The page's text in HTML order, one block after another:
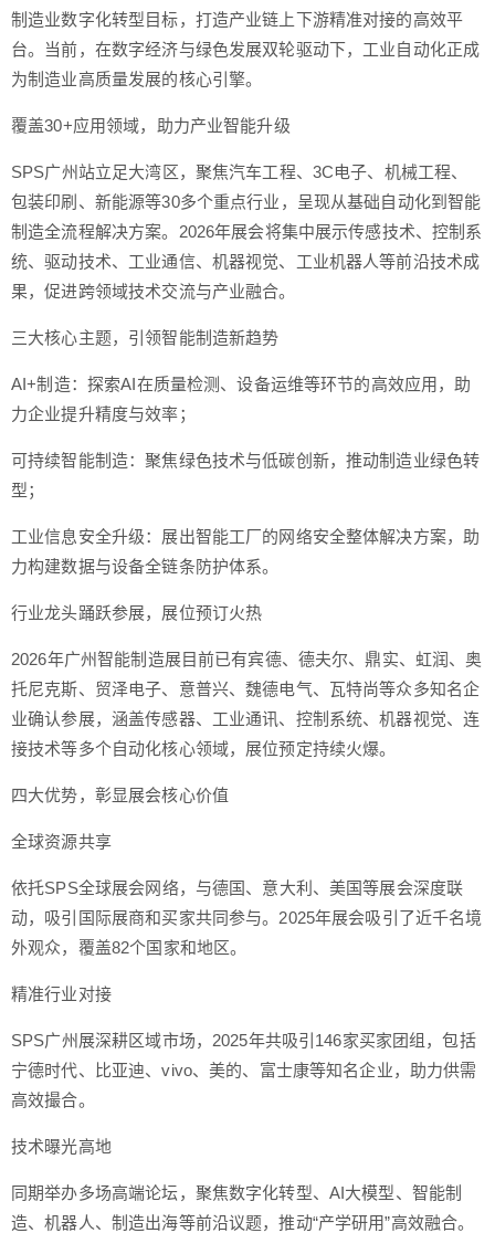
制造业数字化转型目标，打造产业链上下游精准对接的高效平
台。当前，在数字经济与绿色发展双轮驱动下，工业自动化正成
为制造业高质量发展的核心引擎。
覆盖30+应用领域，助力产业智能升级
SPS广州站立足大湾区，聚焦汽车工程、3C电子、机械工程、
包装印刷、新能源等30多个重点行业，呈现从基础自动化到智能
制造全流程解决方案。2026年展会将集中展示传感技术、控制系
统、驱动技术、工业通信、机器视觉、工业机器人等前沿技术成
果，促进跨领域技术交流与产业融合。
三大核心主题，引领智能制造新趋势
AI+制造：探索AI在质量检测、设备运维等环节的高效应用，助
力企业提升精度与效率；
可持续智能制造：聚焦绿色技术与低碳创新，推动制造业绿色转
型；
工业信息安全升级：展出智能工厂的网络安全整体解决方案，助
力构建数据与设备全链条防护体系。
行业龙头踊跃参展，展位预订火热
2026年广州智能制造展目前已有宾德、德夫尔、鼎实、虹润、奥
托尼克斯、贸泽电子、意普兴、魏德电气、瓦特尚等众多知名企
业确认参展，涵盖传感器、工业通讯、控制系统、机器视觉、连
接技术等多个自动化核心领域，展位预定持续火爆。
四大优势，彰显展会核心价值
全球资源共享
依托SPS全球展会网络，与德国、意大利、美国等展会深度联
动，吸引国际展商和买家共同参与。2025年展会吸引了近千名境
外观众，覆盖82个国家和地区。
精准行业对接
SPS广州展深耕区域市场，2025年共吸引146家买家团组，包括
宁德时代、比亚迪、vivo、美的、富士康等知名企业，助力供需
高效撮合。
技术曝光高地
同期举办多场高端论坛，聚焦数字化转型、AI大模型、智能制
造、机器人、制造出海等前沿议题，推动“产学研用”高效融合。